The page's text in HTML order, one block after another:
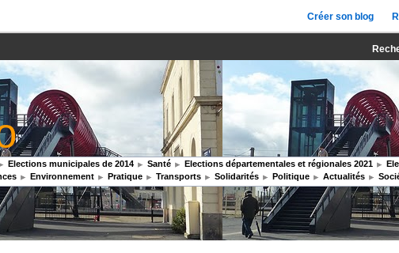
Créer son blog
Elections départementales et régionales 2021
Santé
Elections municipales de 2014
Actualités
Politique
Solidarités
Transports
Pratique
Environnement